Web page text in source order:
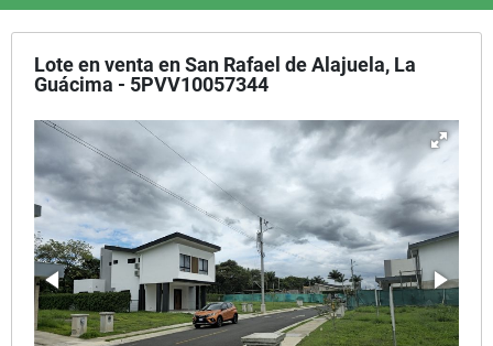
Lote en venta en San Rafael de Alajuela, La
Guácima - 5PVV10057344